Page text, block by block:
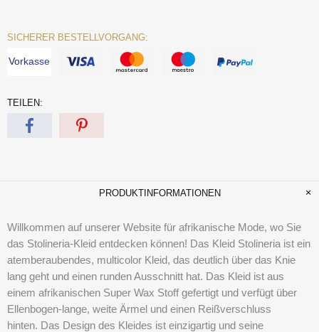
SICHERER BESTELLVORGANG:
Vorkasse
TEILEN:
PRODUKTINFORMATIONEN
Willkommen auf unserer Website für afrikanische Mode, wo Sie
das Stolineria-Kleid entdecken können! Das Kleid Stolineria ist ein
atemberaubendes, multicolor Kleid, das deutlich über das Knie
lang geht und einen runden Ausschnitt hat. Das Kleid ist aus
einem afrikanischen Super Wax Stoff gefertigt und verfügt über
Ellenbogen-lange, weite Ärmel und einen Reißverschluss
hinten. Das Design des Kleides ist einzigartig und seine